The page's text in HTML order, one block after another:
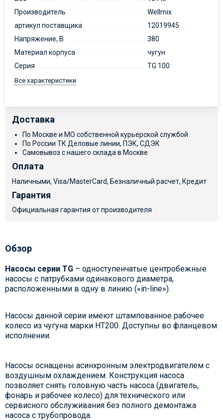
Производитель
Wellmix
артикул поставщика
12019945
Напряжение, В
380
Материал корпуса
чугун
Серия
TG 100
Все характеристики
Доставка
По Москве и МО собственной курьерской службой
По России ТК Деловые линии, ПЭК, СДЭК
Самовывоз с нашего склада в Москве
Оплата
Наличными, Visa/MasterCard, Безналичный расчет, Кредит
Гарантия
Официальная гарантия от производителя
Обзор
Насосы серии TG– одноступенчатые центробежные
насосы с патрубками одинакового диаметра,
расположенными в одну в линию («in-line»).
Насосы данной серии имеют штампованное рабочее
колесо из чугуна марки НТ200. Доступны во фланцевом
исполнении.
Насосы оснащены асинхронным электродвигателем с
воздушным охлаждением. Конструкция насоса
позволяет снять головную часть насоса (двигатель,
фонарь и рабочее колесо) для технического или
сервисного обслуживания без полного демонтажа
насоса с трубопровода.